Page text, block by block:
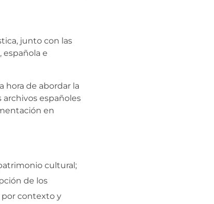
junto con las
española e
hora de abordar la
españoles
en
cultural;
de los
por contexto y